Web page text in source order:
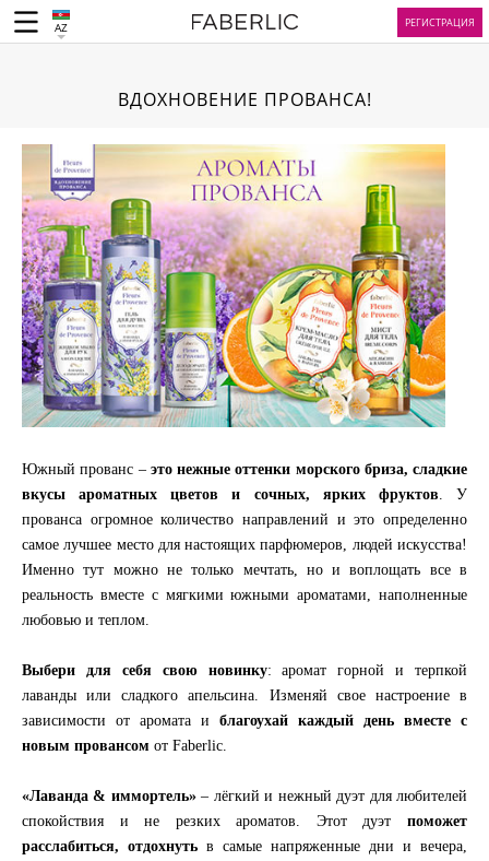
AZ РЕГИСТРАЦИЯ
ВДОХНОВЕНИЕ ПРОВАНСА!
Южный прованс – это нежные оттенки морского бриза, сладкие
вкусы ароматных цветов и сочных, ярких фруктов . У
прованса огромное количество направлений и это определенно
самое лучшее место для настоящих парфюмеров, людей искусства!
Именно тут можно не только мечтать, но и воплощать все в
реальность вместе с мягкими южными ароматами, наполненные
любовью и теплом.
Выбери для себя свою новинку: аромат горной и терпкой
лаванды или сладкого апельсина. Изменяй свое настроение в
зависимости от аромата и благоухай каждый день вместе с
новым провансом от Faberlic.
«Лаванда & иммортель»– лёгкий и нежный дуэт для любителей
спокойствия и не резких ароматов. Этот дуэт поможет
расслабиться, отдохнуть в самые напряженные дни и вечера,